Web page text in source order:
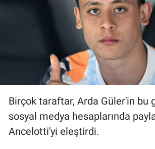
Birçok taraftar, Arda Güler'in bu
sosyal medya hesaplarında
Ancelotti'yi eleştirdi.